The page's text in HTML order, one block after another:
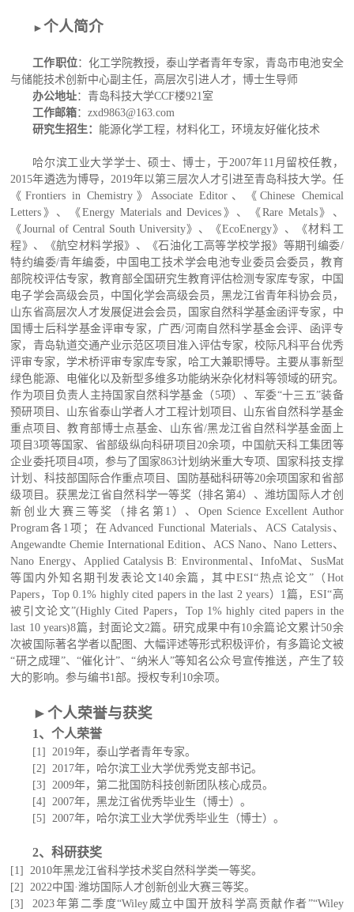
►个人简介
工作职位：化工学院教授，泰山学者青年专家，青岛市电池安全
与储能技术创新中心副主任，高层次引进人才，博士生导师
办公地址：青岛科技大学CCF楼921 室
工作邮箱：zxd9863@163.com
研究生招生： 能源化学工程，材料化工，环境友好催化技术
哈尔滨工业大学学士、硕士、博士，于2007年11月留校任教，
2015年遴选为博导， 2019年以 第三层次 人才引进至青岛科技大学。任
《Frontiers in Chemistry》 Associate Editor、《Chinese Chemical
Letters》、《Energy Materials and Devices》、《Rare Metals》 、
《Journal of Central South University》 、《EcoEnergy》、《材料工
程》、《航空材料学报》、
《石油化工高等学校学报》 等期刊 编委/
特约编委/青年编委， 中国电工技术学会电池专业委员会委员，教育
部院校评估专家，教育部全国研究生教育评估检测专家库专家，中国
电子学会高级会员，中国化学会高级会员，黑龙江省青年科协会员，
山东省高层次人才发展促进会会员，国家自然科学基金函评专家，中
国博士后科学基金评审专家，广西/河南自然科学基金会评、函评专
家，青岛轨道交通产业示范区项目准入评估专家，校际凡科平台优秀
评审专家，学术桥评审专家库专家，哈工大兼职博导。 主要从事新型
绿色能源、 电催化以及新型多维多功能纳米杂化材料等领域的研究。
作为项目负责人主持国家自然科学基金（5项）、 军委“十三五”装备
预研项目、山东省泰山学者人才工程计划项目、山东省自然科学基金
重点项目、教育部博士点基金、 山东省/黑龙江省自然科学基金面上
项目3项等国家、省部级纵向科研项目20余项，中国航天科工集团等
企业委托项目4项，参与了国家863计划纳米重大专项、国家科技支撑
计划、科技部国际合作重点项目、国防基础科研等20余项国家和省部
级项目。 获黑龙江省自然科学一等奖（排名第4）、潍坊国际人才创
新创业大赛三等奖（排名第1）、Open Science Excellent Author
Program各1项；
在 Advanced Functional Materials、ACS Catalysis、
Angewandte Chemie International Edition 、ACS Nano、Nano Letters、
Nano Energy、Applied Catalysis B: Environmental、InfoMat、SusMat
等国内外知名期刊发表论文140余篇，其中ESI“热点论文”（Hot
Papers，Top 0.1% highly cited papers in the last 2 years）1篇，ESI“高
被引文论文”(Highly Cited Papers，Top 1% highly cited papers in the
last 10 years)8篇，封面论文2篇。研究成果中有10余篇论文累计50余
次被国际著名学者以配图、大幅评述等形式积极评价，有多篇论文被
“研之成理”、“催化计”、“纳米人”等知名公众号宣传推送，产生了较
大的影响。参与编书1部。授权专利 10余项。
►个人荣誉与获奖
1、个人荣誉
[1]
2019年，泰山学者青年专家。
[2]
2017年，哈尔滨工业大学优秀党支部书记。
[3]
2009年，第二批国防科技创新团队核心成员。
[4]
2007年，黑龙江省优秀毕业生（博士）。
[5] 2007年，哈尔滨工业大学优秀毕业生（博士）。
2、科研获奖
[1]
2010年黑龙江省科学技术奖自然科学类一等奖。
[2]
2022中国·潍坊国际人才创新创业大赛三等奖。
[3]
2023年第二季度“Wiley威立中国开放科学高贡献作者”“Wiley